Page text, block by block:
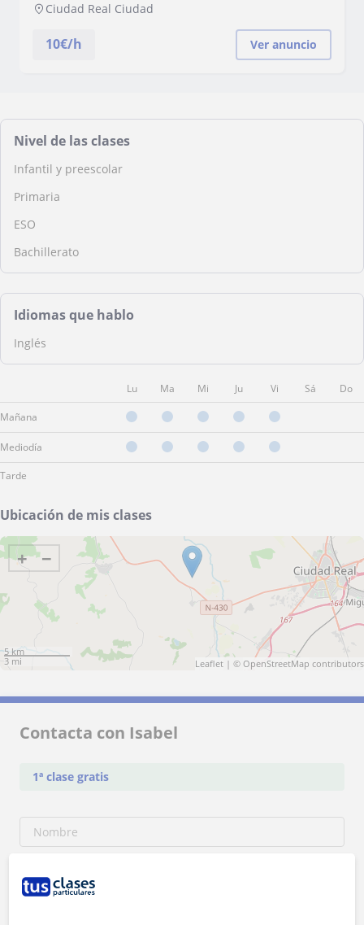
Ciudad Real Ciudad
10€/h Ver anuncio
Nivel de las clases
Infantil y preescolar
Primaria
ESO
Bachillerato
Idiomas que hablo
Inglés
Lu Ma Mi Ju Vi Sá Do
Mañana
Mediodía
Tarde
Ubicación de mis clases
+ −
5 km
3 mi
Leaflet | © OpenStreetMap contributors
Contacta con Isabel
1ª clase gratis